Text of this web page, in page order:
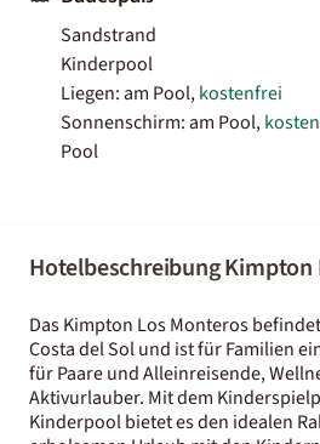
Sandstrand
Kinderpool
Liegen: am Pool,kostenfrei
Sonnenschirm: am Pool,
Pool
Hotelbeschreibung Kimpton
Das Kimpton Los Monteros
Costa del Sol und ist für Familien
für Paare und Alleinreisende,
Aktivurlauber. Mit dem
Kinderpool bietet es den idealen